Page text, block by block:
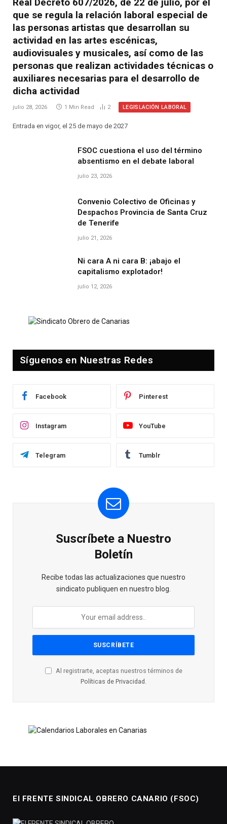
que se regula la relación laboral especial de
las personas artistas que desarrollan su
actividad en las artes escénicas,
audiovisuales y musicales, así como de las
personas que realizan actividades técnicas o
auxiliares necesarias para el desarrollo de
dicha actividad
julio 28, 2026 1 Min Read 2 LEGISLACIÓN LABORAL
Entrada en vigor, el 25 de mayo de 2027
FSOC cuestiona el uso del término
absentismo en el debate laboral
julio 23, 2026
Convenio Colectivo de Oficinas y
Despachos Provincia de Santa Cruz
de Tenerife
julio 21, 2026
Ni cara A ni cara B: ¡abajo el
capitalismo explotador!
julio 12, 2026
Síguenos en Nuestras Redes
Facebook Pinterest
Instagram YouTube
Telegram Tumblr
Suscríbete a Nuestro
Boletín
Recibe todas las actualizaciones que nuestro
sindicato publiquen en nuestro blog.
Al registrarte, aceptas nuestros términos de
Políticas de Privacidad .
El FRENTE SINDICAL OBRERO CANARIO (FSOC)